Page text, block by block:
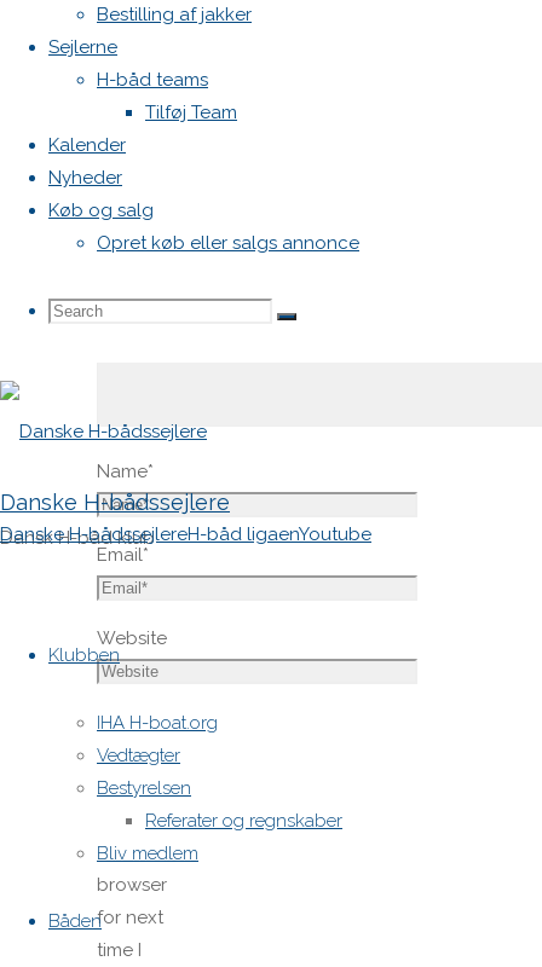
Bestilling af jakker
Sejlerne
H-båd teams
Tilføj Team
Kalender
Nyheder
Køb og salg
Opret køb eller salgs annonce
Search
Search
Search
Danske H-bådssejlere
Dansk H-båd klub
Danske H-bådssejlereH-båd ligaenYoutube
Klubben
IHA H-boat.org
Vedtægter
Bestyrelsen
Referater og regnskaber
Bliv medlem
Båden
vil ikke
blive
publiceret.
Krævede
felter er
markeret
med*
Comment
Name*
Email*
Website
Save
my name,
email,
and site
URL in my
browser
for next
time I